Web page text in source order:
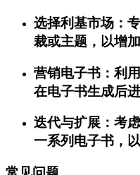
选择利基市场：
裁或主题，以增
营销电子书：利
在电子书生成后进
迭代与扩展：考
一系列电子书，